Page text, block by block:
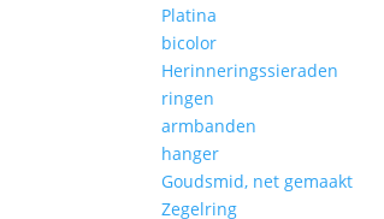
Platina
bicolor
Herinneringssieraden
ringen
armbanden
hanger
Goudsmid, net gemaakt
Zegelring